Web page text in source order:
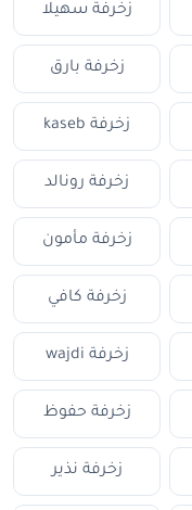
زخرفة سهيلا
زخرفة بارق
زخرفة kaseb
زخرفة رونالد
زخرفة مأمون
زخرفة كافي
زخرفة wajdi
زخرفة حفوظ
زخرفة نذير